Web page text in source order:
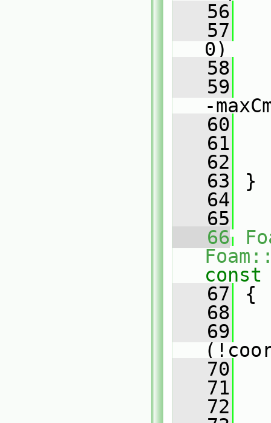
   56
   57
0)
   58
   59
-
   60
   61
   62
   63
}
   64
   65
   66
const
   67
{
   68
   69
   70
   71
   72